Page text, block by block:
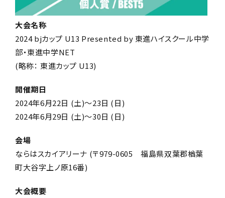
大会名称
2024 bjカップ U13 Presented by 東進ハイスクール中学
部・東進中学NET
(略称： 東進カップ U13)
開催期日
2024年6月22日 (土)～23日 (日)
2024年6月29日 (土)～30日 (日)
会場
ならはスカイアリーナ (〒979-0605 福島県双葉郡楢葉
町大谷字上ノ原16番)
大会概要